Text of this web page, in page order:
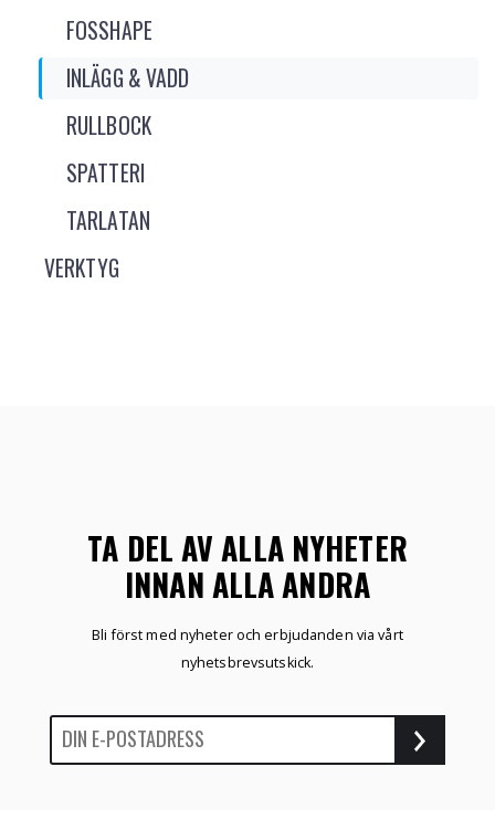
FOSSHAPE
INLÄGG & VADD
RULLBOCK
SPATTERI
TARLATAN
VERKTYG
TA DEL AV ALLA NYHETER
INNAN ALLA ANDRA
Bli först med nyheter och erbjudanden via vårt
nyhetsbrevsutskick.